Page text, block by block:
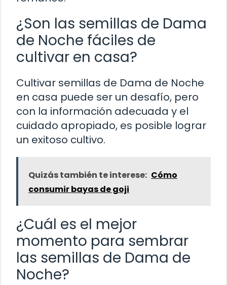
¿Son las semillas de Dama
de Noche fáciles de
cultivar en casa?
Cultivar semillas de Dama de Noche
en casa puede ser un desafío, pero
con la información adecuada y el
cuidado apropiado, es posible lograr
un exitoso cultivo.
Quizás también te interese: Cómo
consumir bayas de goji
¿Cuál es el mejor
momento para sembrar
las semillas de Dama de
Noche?